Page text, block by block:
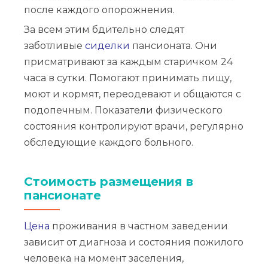
после каждого опорожнения.
За всем этим бдительно следят
заботливые сиделки пансионата. Они
присматривают за каждым старичком 24
часа в сутки. Помогают принимать пищу,
моют и кормят, переодевают и общаются с
подопечным. Показатели физического
состояния контролируют врачи, регулярно
обследующие каждого больного.
Стоимость размещения в
пансионате
Цена проживания в частном заведении
зависит от диагноза и состояния пожилого
человека на момент заселения,